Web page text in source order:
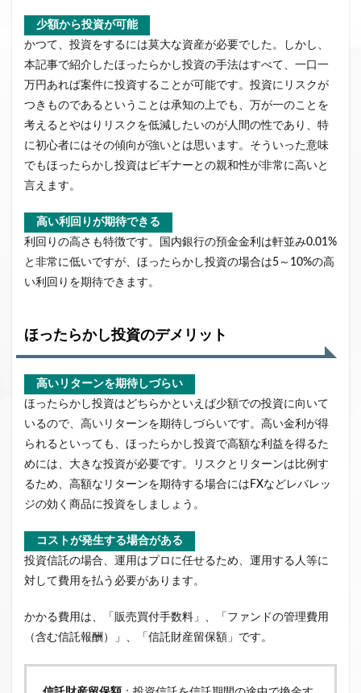
少額から投資が可能
かつて、投資をするには莫大な資産が必要でした。しかし、
本記事で紹介したほったらかし投資の手法はすべて、一口一
万円あれば案件に投資することが可能です。投資にリスクが
つきものであるということは承知の上でも、万が一のことを
考えるとやはりリスクを低減したいのが人間の性であり、特
に初心者にはその傾向が強いとは思います。そういった意味
でもほったらかし投資はビギナーとの親和性が非常に高いと
言えます。
高い利回りが期待できる
利回りの高さも特徴です。国内銀行の預金金利は軒並み0.01%
と非常に低いですが、ほったらかし投資の場合は5～10%の高
い利回りを期待できます。
ほったらかし投資のデメリット
高いリターンを期待しづらい
ほったらかし投資はどちらかといえば少額での投資に向いて
いるので、高いリターンを期待しづらいです。高い金利が得
られるといっても、ほったらかし投資で高額な利益を得るた
めには、大きな投資が必要です。リスクとリターンは比例す
るため、高額なリターンを期待する場合にはFXなどレバレッ
ジの効く商品に投資をしましょう。
コストが発生する場合がある
投資信託の場合、運用はプロに任せるため、運用する人等に
対して費用を払う必要があります。
かかる費用は、「販売買付手数料」、「ファンドの管理費用
（含む信託報酬）」、「信託財産留保額」です。